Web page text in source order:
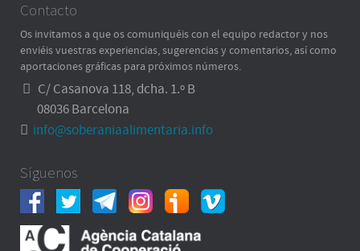
Contacto
Os invitamos a que os comuniquéis con el equipo redactor y nos
enviéis vuestras experiencias, sugerencias y comentarios, así como
aportaciones gráficas para próximos números.
C/ Casanova 118, dcha. 1.º B
08036 Barcelona
info@soberaniaalimentaria.info
Síguenos